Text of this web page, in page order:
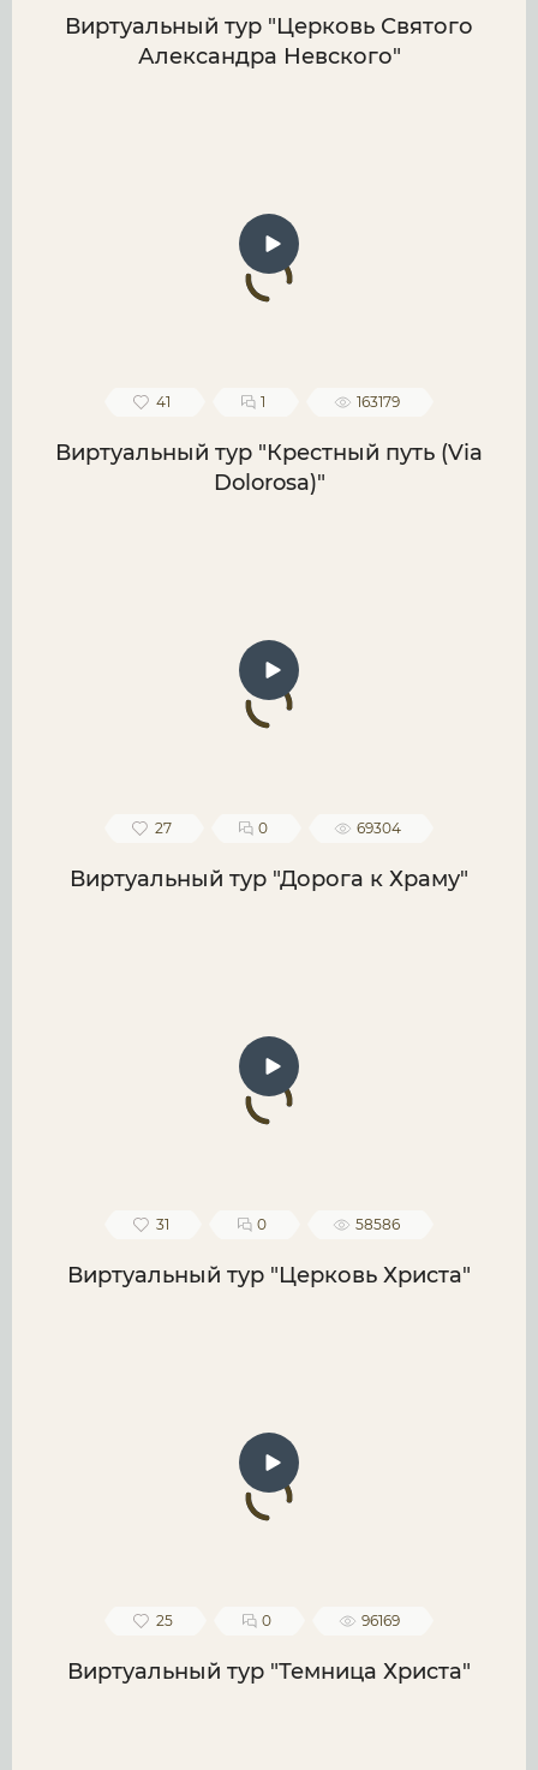
Виртуальный тур "Церковь Святого
Александра Невского"
41 1 163179
Виртуальный тур "Крестный путь (Via
Dolorosa)"
27 0 69304
Виртуальный тур "Дорога к Храму"
31 0 58586
Виртуальный тур "Церковь Христа"
25 0 96169
Виртуальный тур "Темница Христа"